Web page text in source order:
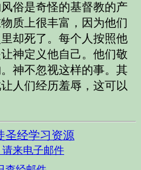
俗是奇怪的基督教的产
质上很丰富，因为他们
却死了。每个人按照他
神定义他自己。他们敬
神不忽视这样的事。其
人们经历羞辱，这可以
圣经学习资源
请来电子邮件